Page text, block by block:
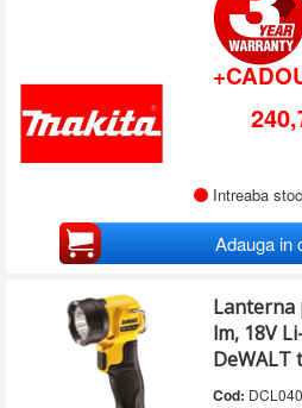
Intreaba stoc
Adauga in
Lanterna
lm, 18V
DeWALT
Cod: